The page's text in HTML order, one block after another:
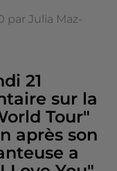
par Julia Maz-
21
sur la
Tour"
après son
a